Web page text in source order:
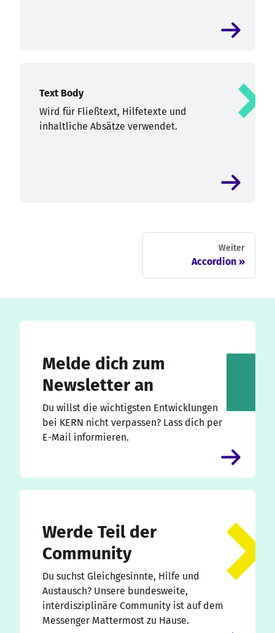
Text Body
Wird für Fließtext, Hilfetexte und
inhaltliche Absätze verwendet.
Weiter
Accordion
Melde dich zum
Newsletter an
Du willst die wichtigsten Entwicklungen
bei KERN nicht verpassen? Lass dich per
E-Mail informieren.
Werde Teil der
Community
Du suchst Gleichgesinnte, Hilfe und
Austausch? Unsere bundesweite,
interdisziplinäre Community ist auf dem
Messenger Mattermost zu Hause.